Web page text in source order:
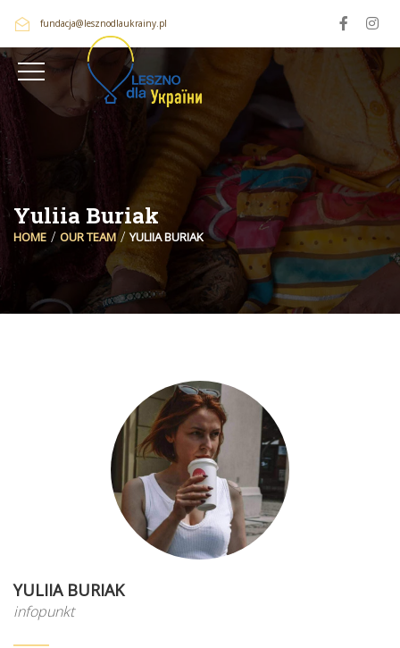
fundacja@lesznodlaukrainy.pl
Yuliia Buriak
HOME OUR TEAM YULIIA BURIAK
YULIIA BURIAK
infopunkt